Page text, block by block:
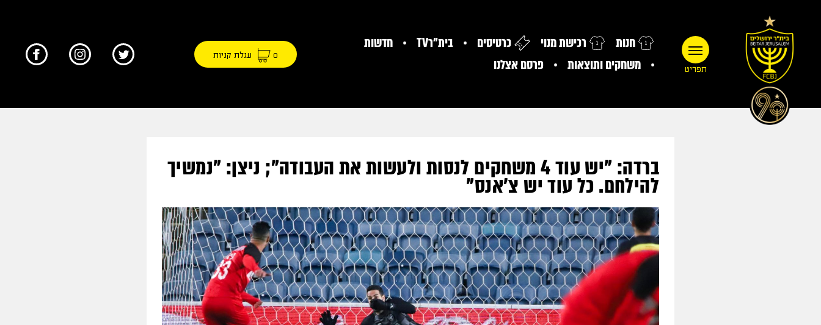
תפריט
חנות רכישת מנוי כרטיסים בית"רTV
חדשות
משחקים ותוצאות
פרסם אצלנו
0 עגלת קניות
ברדה: "יש עוד 4 משחקים לנסות ולעשות את העבודה"; ניצן: "נמשיך
להילחם. כל עוד יש צ’אנס"